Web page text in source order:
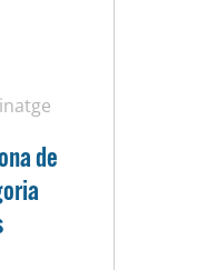
de